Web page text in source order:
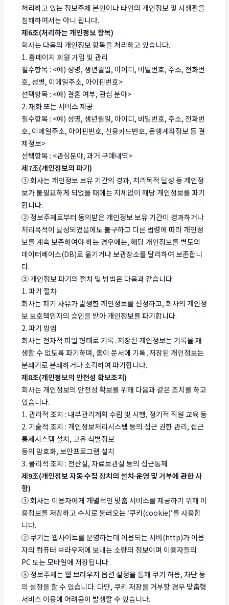
처리하고 있는 정보주체 본인이나 타인의 개인정보 및 사생활을
침해하여서는 아니 됩니다.
제6조(처리하는 개인정보 항목)
회사는 다음의 개인정보 항목을 처리하고 있습니다.
1. 홈페이지 회원 가입 및 관리
필수항목 : <예) 성명, 생년월일, 아이디, 비밀번호, 주소, 전화번
호, 성별, 이메일주소, 아이핀번호>
선택항목 : <예) 결혼 여부, 관심 분야>
2. 재화 또는 서비스 제공
필수항목 : <예) 성명, 생년월일, 아이디, 비밀번호, 주소, 전화번
호, 이메일주소, 아이핀번호, 신용카드번호, 은행계좌정보 등 결
제정보>
선택항목 : <관심분야, 과거 구매내역>
제7조(개인정보의 파기)
① 회사는 개인정보 보유 기간의 경과, 처리목적 달성 등 개인정
보가 불필요하게 되었을 때에는 지체없이 해당 개인정보를 파기
합니다.
② 정보주체로부터 동의받은 개인정보 보유 기간이 경과하거나
처리목적이 달성되었음에도 불구하고 다른 법령에 따라 개인정
보를 계속 보존하여야 하는 경우에는, 해당 개인정보를 별도의
데이터베이스(DB)로 옮기거나 보관장소를 달리하여 보존합니
다.
③ 개인정보 파기의 절차 및 방법은 다음과 같습니다.
1. 파기 절차
회사는 파기 사유가 발생한 개인정보를 선정하고, 회사의 개인정
보 보호책임자의 승인을 받아 개인정보를 파기합니다.
2. 파기 방법
회사는 전자적 파일 형태로 기록․저장된 개인정보는 기록을 재
생할 수 없도록 파기하며, 종이 문서에 기록․저장된 개인정보는
분쇄기로 분쇄하거나 소각하여 파기합니다.
제8조(개인정보의 안전성 확보조치)
회사는 개인정보의 안전성 확보를 위해 다음과 같은 조치를 하고
있습니다.
1. 관리적 조치 : 내부관리계획 수립 및 시행, 정기적 직원 교육 등
2. 기술적 조치 : 개인정보처리시스템 등의 접근 권한 관리, 접근
통제시스템 설치, 고유 식별정보
등의 암호화, 보안프로그램 설치
3. 물리적 조치 : 전산실, 자료보관실 등의 접근통제
제9조(개인정보 자동 수집 장치의 설치∙운영 및 거부에 관한 사
항)
① 회사는 이용자에게 개별적인 맞춤 서비스를 제공하기 위해 이
용정보를 저장하고 수시로 불러오는 ‘쿠키(cookie)’를 사용합
니다.
② 쿠키는 웹사이트를 운영하는데 이용되는 서버(http)가 이용
자의 컴퓨터 브라우저에 보내는 소량의 정보이며 이용자들의
PC 또는 모바일에 저장됩니다.
③ 정보주체는 웹 브라우저 옵션 설정을 통해 쿠키 허용, 차단 등
의 설정을 할 수 있습니다. 다만, 쿠키 저장을 거부할 경우 맞춤형
서비스 이용에 어려움이 발생할 수 있습니다.